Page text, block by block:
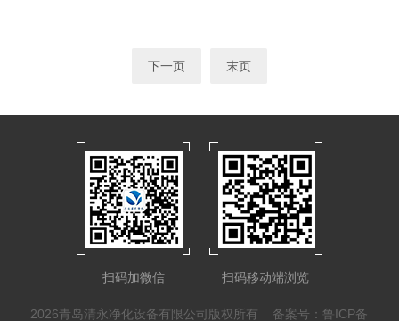
下一页 末页
扫码加微信 扫码移动端浏览
2026青岛清永净化设备有限公司版权所有 备案号：鲁ICP备